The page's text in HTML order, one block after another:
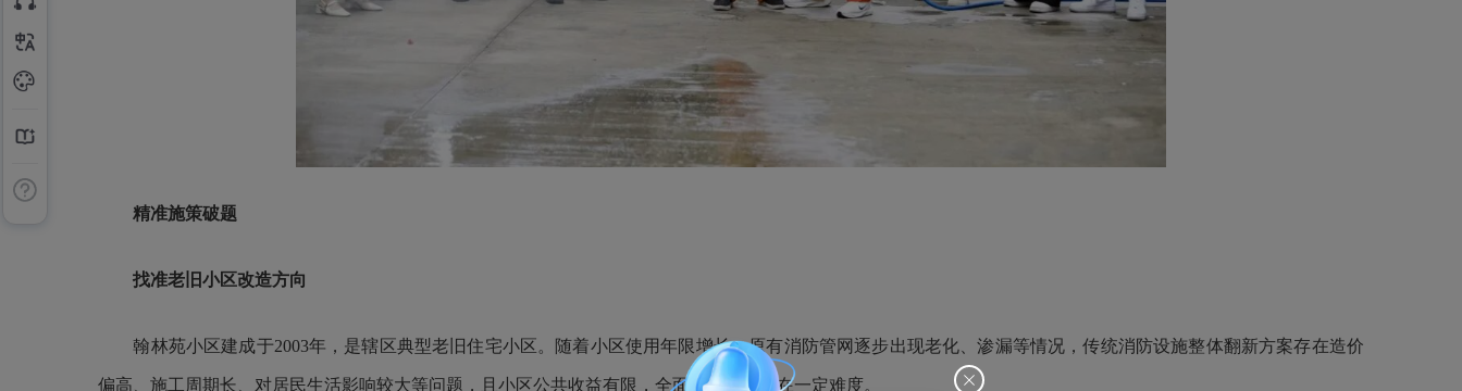
精准施策破题
找准老旧小区改造方向
翰林苑小区建成于2003年，是辖区典型老旧住宅小区。随着小区使用年限增长，原有消防管网逐步出现老化、渗漏等情况，传统消防设施整体翻新方案存在造价
偏高、施工周期长、对居民生活影响较大等问题，且小区公共收益有限，全面改造推进存在一定难度。